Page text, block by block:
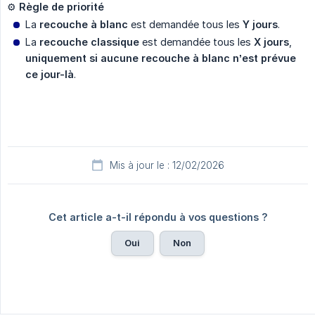
⚙️ Règle de priorité
La recouche à blanc est demandée tous les Y jours.
La recouche classique est demandée tous les X jours
uniquement si aucune recouche à blanc n’est prévue
ce jour-là.
Mis à jour le : 12/02/2026
Cet article a-t-il répondu à vos questions ?
Oui Non